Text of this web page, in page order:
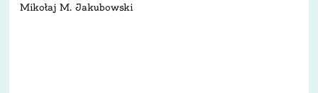
Mikołaj M. Jakubowski